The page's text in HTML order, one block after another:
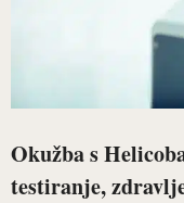
Okužba s
testiranje,